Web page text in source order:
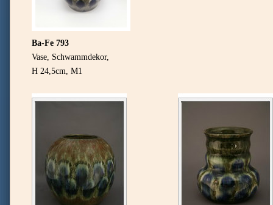
Ba-Fe 793
Vase, Schwammdekor,
H 24,5cm, M1